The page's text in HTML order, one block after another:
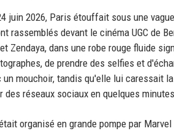
juin 2026, Paris étouffait sous une
rassemblés devant le cinéma UGC de
Zendaya, dans une robe rouge fluide
de prendre des selfies et
un mouchoir, tandis qu'elle lui caressait
des réseaux sociaux en quelques
organisé en grande pompe par